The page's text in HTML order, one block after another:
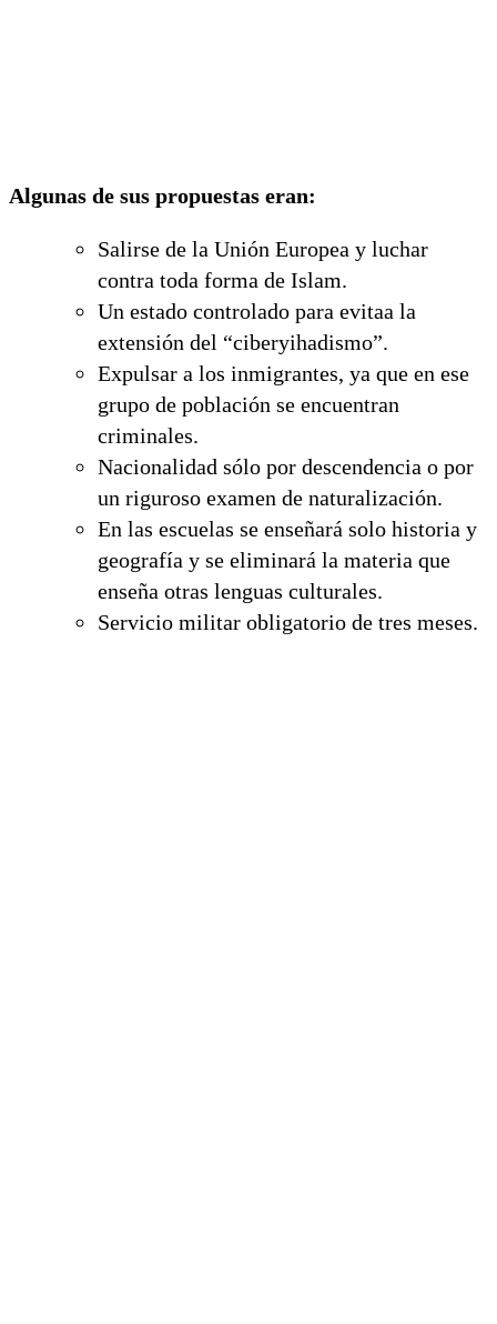
Algunas de sus propuestas eran:
Salirse de la Unión Europea y luchar
contra toda forma de Islam.
Un estado controlado para evitaa la
extensión del “ciberyihadismo”.
Expulsar a los inmigrantes, ya que en ese
grupo de población se encuentran
criminales.
Nacionalidad sólo por descendencia o por
un riguroso examen de naturalización.
En las escuelas se enseñará solo historia y
geografía y se eliminará la materia que
enseña otras lenguas culturales.
Servicio militar obligatorio de tres meses.